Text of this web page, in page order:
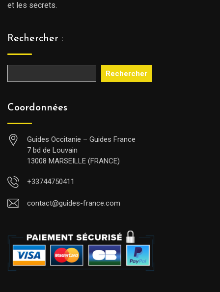
et les secrets.
Rechercher :
Rechercher
Coordonnées
Guides Occitanie – Guides France
7 bd de Louvain
13008 MARSEILLE (FRANCE)
+33744750411
contact@guides-france.com